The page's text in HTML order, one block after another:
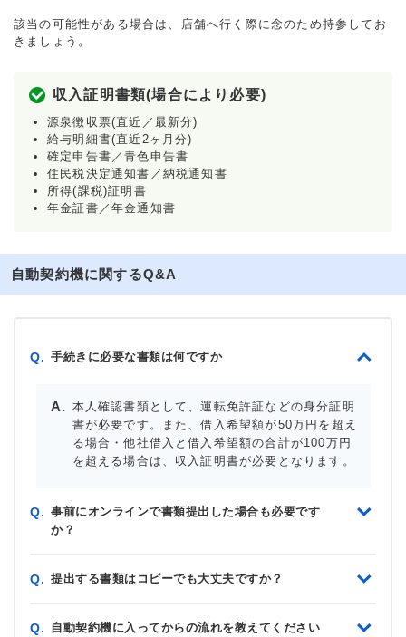
該当の可能性がある場合は、店舗へ行く際に念のため持参してお
きましょう。
収入証明書類(場合により必要)
源泉徴収票(直近／最新分)
給与明細書(直近2ヶ月分)
確定申告書／青色申告書
住民税決定通知書／納税通知書
所得(課税)証明書
年金証書／年金通知書
自動契約機に関するQ&A
Q. 手続きに必要な書類は何ですか
本人確認書類として、運転免許証などの身分証明
書が必要です。また、借入希望額が50万円を超え
る場合・他社借入と借入希望額の合計が100万円
を超える場合は、収入証明書が必要となります。
Q. 事前にオンラインで書類提出した場合も必要です
か？
Q. 提出する書類はコピーでも大丈夫ですか？
Q. 自動契約機に入ってからの流れを教えてください